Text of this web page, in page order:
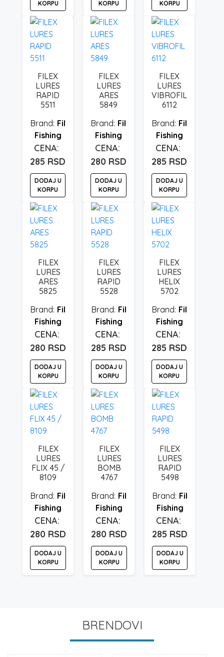
KORPU
KORPU
KORPU
FILEX
LURES
RAPID
5511
Fil
Fishing
285 RSD
DODAJ U
KORPU
FILEX
LURES
ARES
5849
Fil
Fishing
280 RSD
DODAJ U
KORPU
FILEX
LURES
VIBROFIL
6112
Fil
Fishing
285 RSD
DODAJ U
KORPU
FILEX
LURES
ARES
5825
Fil
Fishing
280 RSD
DODAJ U
KORPU
FILEX
LURES
RAPID
5528
Fil
Fishing
285 RSD
DODAJ U
KORPU
FILEX
LURES
HELIX
5702
Fil
Fishing
285 RSD
DODAJ U
KORPU
FILEX
LURES
FLIX 45 /
8109
Fil
Fishing
280 RSD
DODAJ U
KORPU
FILEX
LURES
BOMB
4767
Fil
Fishing
280 RSD
DODAJ U
KORPU
FILEX
LURES
RAPID
5498
Fil
Fishing
285 RSD
DODAJ U
KORPU
BRENDOVI